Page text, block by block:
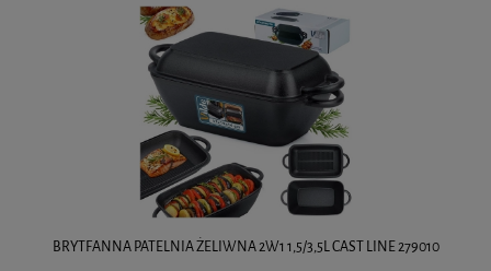
BRYTFANNA PATELNIA ŻELIWNA 2W1 1,5/3,5L CAST LINE 279010